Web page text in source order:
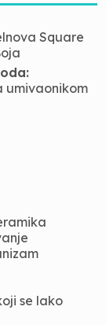
Square
umivaonikom
se lako